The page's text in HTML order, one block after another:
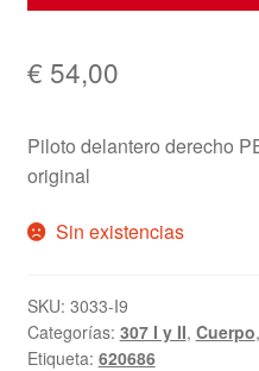
€ 54,00
Piloto delantero derecho
original
Sin existencias
SKU: 3033-I9
Categorías: 307 I y II, Cuerpo,
Etiqueta: 620686